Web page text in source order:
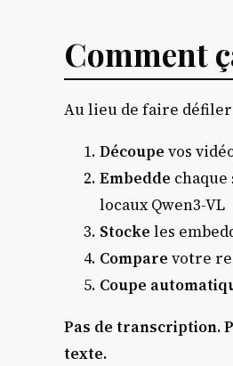
Comment
Au lieu de faire
Découpe vos
Embedde
locaux Qwen3-VL
Stocke les
Compare votre
Coupe
Pas de transcription.
texte.